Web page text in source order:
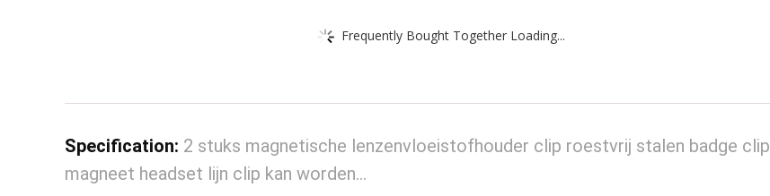
Frequently Bought Together Loading...
Specification: 2 stuks magnetische lenzenvloeistofhouder clip roestvrij stalen badge clip
magneet headset lijn clip kan worden…